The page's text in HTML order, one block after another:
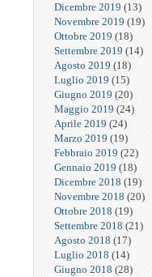
Dicembre 2019 (13)
Novembre 2019 (19)
Ottobre 2019 (18)
Settembre 2019 (14)
Agosto 2019 (18)
Luglio 2019 (15)
Giugno 2019 (20)
Maggio 2019 (24)
Aprile 2019 (24)
Marzo 2019 (19)
Febbraio 2019 (22)
Gennaio 2019 (18)
Dicembre 2018 (19)
Novembre 2018 (20)
Ottobre 2018 (19)
Settembre 2018 (21)
Agosto 2018 (17)
Luglio 2018 (14)
Giugno 2018 (28)